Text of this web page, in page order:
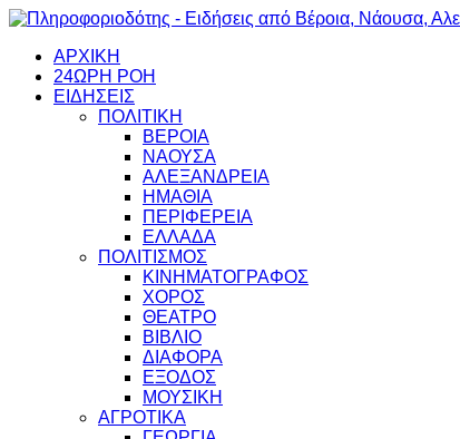
ΑΡΧΙΚΗ
24ΩΡΗ ΡΟΗ
ΕΙΔΗΣΕΙΣ
ΠΟΛΙΤΙΚΗ
ΒΕΡΟΙΑ
ΝΑΟΥΣΑ
ΑΛΕΞΑΝΔΡΕΙΑ
ΗΜΑΘΙΑ
ΠΕΡΙΦΕΡΕΙΑ
ΕΛΛΑΔΑ
ΠΟΛΙΤΙΣΜΟΣ
ΚΙΝΗΜΑΤΟΓΡΑΦΟΣ
ΧΟΡΟΣ
ΘΕΑΤΡΟ
ΒΙΒΛΙΟ
ΔΙΑΦΟΡΑ
ΕΞΟΔΟΣ
ΜΟΥΣΙΚΗ
ΑΓΡΟΤΙΚΑ